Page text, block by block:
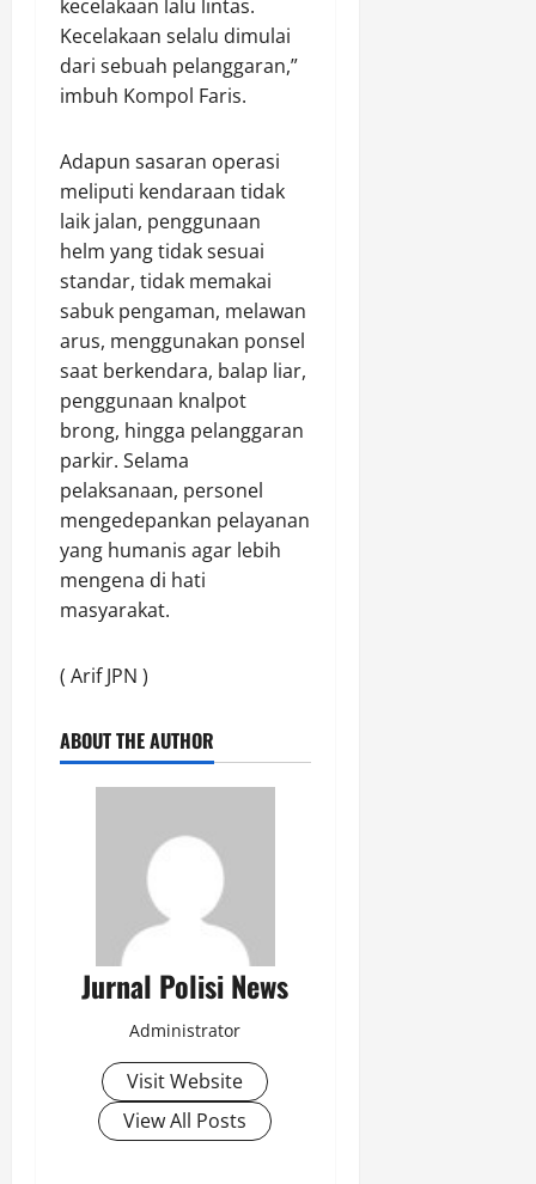
kecelakaan lalu lintas.
Kecelakaan selalu dimulai
dari sebuah pelanggaran,”
imbuh Kompol Faris.
Adapun sasaran operasi
meliputi kendaraan tidak
laik jalan, penggunaan
helm yang tidak sesuai
standar, tidak memakai
sabuk pengaman, melawan
arus, menggunakan ponsel
saat berkendara, balap liar,
penggunaan knalpot
brong, hingga pelanggaran
parkir. Selama
pelaksanaan, personel
mengedepankan pelayanan
yang humanis agar lebih
mengena di hati
masyarakat.
( Arif JPN )
ABOUT THE AUTHOR
Jurnal Polisi News
Administrator
Visit Website
View All Posts